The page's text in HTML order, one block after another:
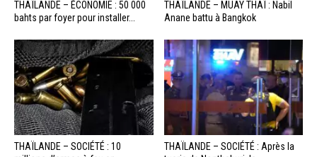
THAÏLANDE – ÉCONOMIE : 50 000
bahts par foyer pour installer...
THAÏLANDE – MUAY THAÏ : Nabil
Anane battu à Bangkok
THAÏLANDE – SOCIÉTÉ : 10
THAÏLANDE – SOCIÉTÉ : Après la